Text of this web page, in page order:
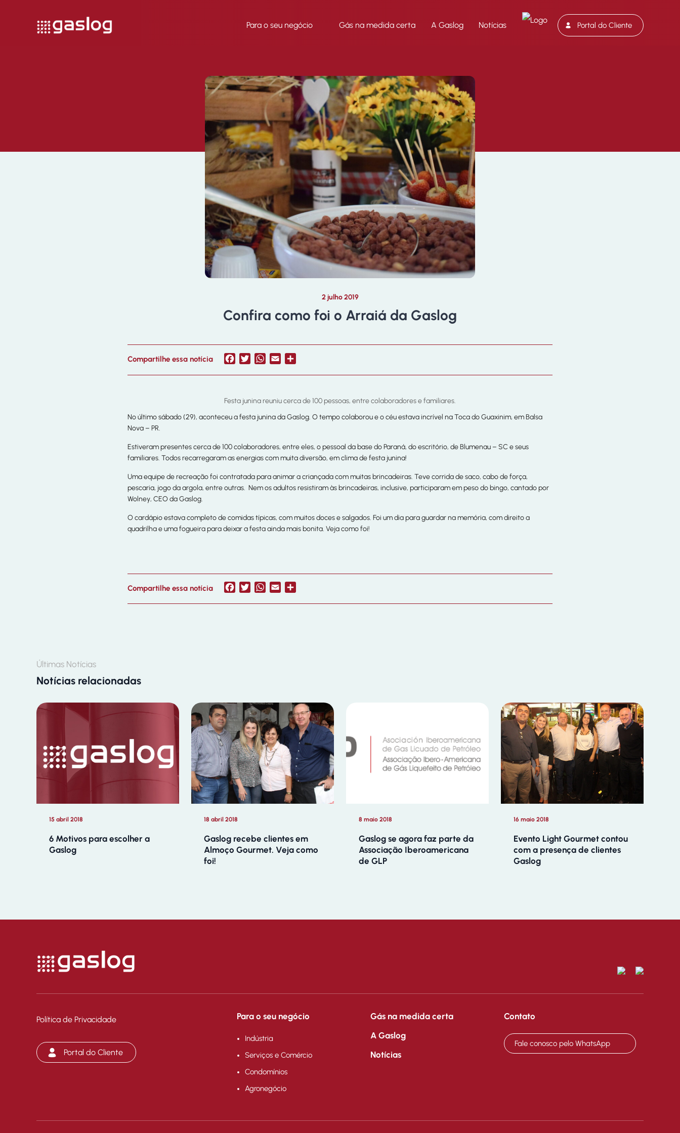
Para o seu negócio Gás na medida certa A Gaslog Notícias Portal do Cliente
2 julho 2019
Confira como foi o Arraiá da Gaslog
Compartilhe essa notícia FacebookTwitterWhatsApp
Email
Festa junina reuniu cerca de 100 pessoas, entre colaboradores e familiares.
No último sábado (29), aconteceu a festa junina da Gaslog. O tempo colaborou e o céu estava incrível na Toca do Guaxinim, em Balsa
Nova – PR.
Estiveram presentes cerca de 100 colaboradores, entre eles, o pessoal da base do Paraná, do escritório, de Blumenau – SC e seus
familiares. Todos recarregaram as energias com muita diversão, em clima de festa junina!
Uma equipe de recreação foi contratada para animar a criançada com muitas brincadeiras. Teve corrida de saco, cabo de força,
pescaria, jogo da argola, entre outras. Nem os adultos resistiram às brincadeiras, inclusive, participaram em peso do bingo, cantado por
Wolney, CEO da Gaslog.
O cardápio estava completo de comidas típicas, com muitos doces e salgados. Foi um dia para guardar na memória, com direito a
quadrilha e uma fogueira para deixar a festa ainda mais bonita. Veja como foi!
Compartilhe essa notícia FacebookTwitterWhatsApp
Email
Últimas Notícias
Notícias relacionadas
15 abril 2018
6 Motivos para escolher a
Gaslog
18 abril 2018
Gaslog recebe clientes em
Almoço Gourmet. Veja como
foi!
8 maio 2018
Gaslog se agora faz parte da
Associação Iberoamericana
de GLP
16 maio 2018
Evento Light Gourmet contou
com a presença de clientes
Gaslog
Política de Privacidade
Portal do Cliente
Para o seu negócio
Indústria
Serviços e Comércio
Condomínios
Agronegócio
Gás na medida certa
A Gaslog
Notícias
Contato
Fale conosco pelo WhatsApp